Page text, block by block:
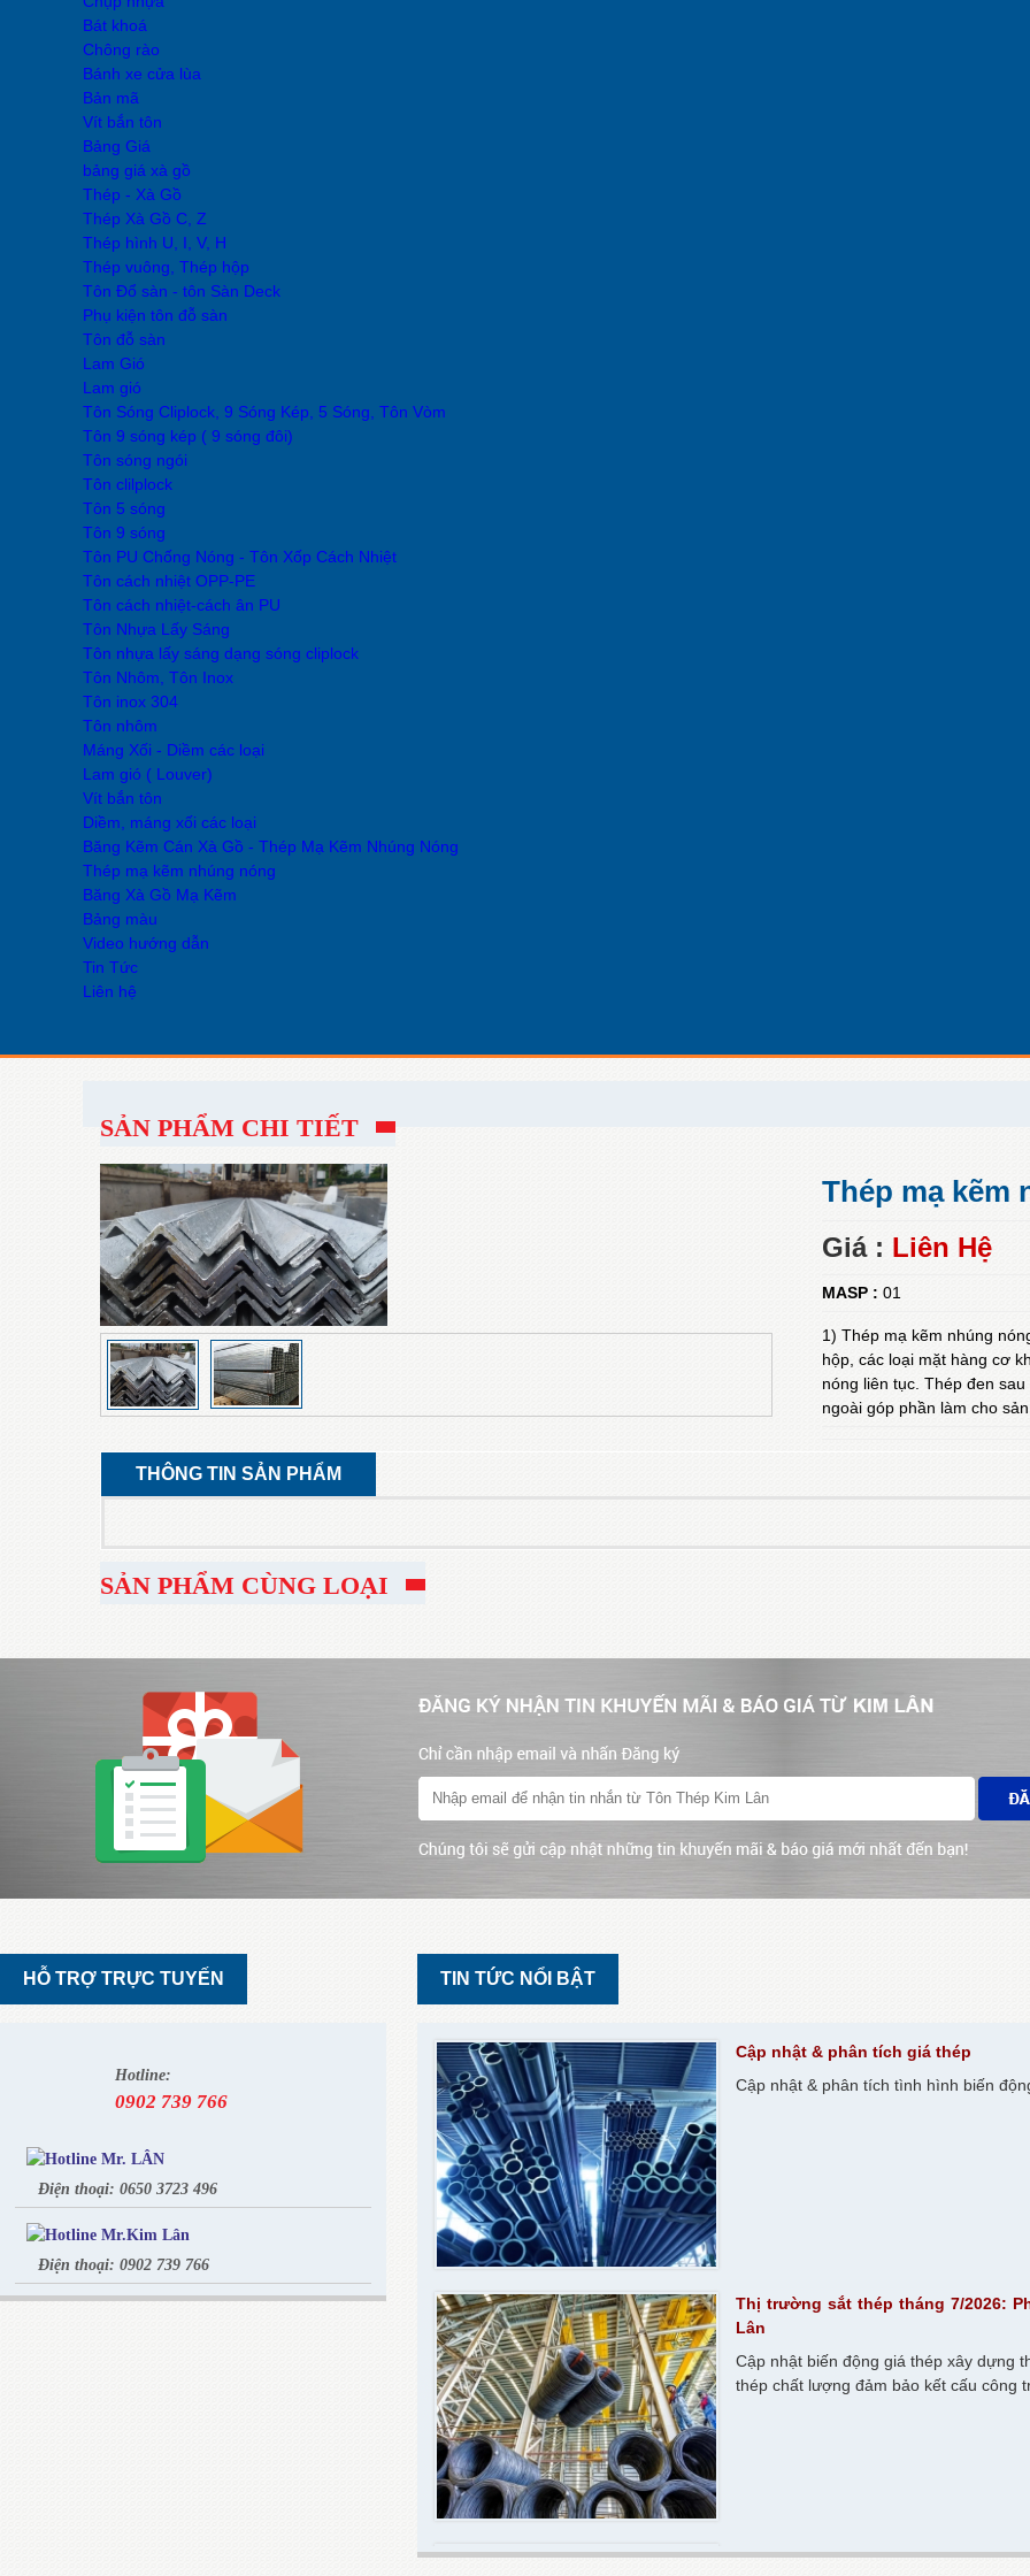
Bát khoá
Chông rào
Bánh xe cửa lùa
Bản mã
Vít bắn tôn
Bảng Giá
bảng giá xà gồ
Thép - Xà Gồ
Thép Xà Gồ C, Z
Thép hình U, I, V, H
Thép vuông, Thép hộp
Tôn Đổ sàn - tôn Sàn Deck
Phụ kiện tôn đỗ sàn
Tôn đỗ sàn
Lam Gió
Lam gió
Tôn Sóng Cliplock, 9 Sóng Kép, 5 Sóng, Tôn Vòm
Tôn 9 sóng kép ( 9 sóng đôi)
Tôn sóng ngói
Tôn clilplock
Tôn 5 sóng
Tôn 9 sóng
Tôn PU Chống Nóng - Tôn Xốp Cách Nhiệt
Tôn cách nhiệt OPP-PE
Tôn cách nhiệt-cách ân PU
Tôn Nhựa Lấy Sáng
Tôn nhựa lấy sáng dạng sóng cliplock
Tôn Nhôm, Tôn Inox
Tôn inox 304
Tôn nhôm
Máng Xối - Diềm các loại
Lam gió ( Louver)
Vít bắn tôn
Diềm, máng xối các loại
Băng Kẽm Cán Xà Gồ - Thép Mạ Kẽm Nhúng Nóng
Thép mạ kẽm nhúng nóng
Băng Xà Gồ Mạ Kẽm
Bảng màu
Video hướng dẫn
Tin Tức
Liên hệ
SẢN PHẨM CHI TIẾT
Thép mạ kẽm
Giá : Liên Hệ
MASP : 01
1) Thép mạ kẽm nhúng
hộp, các loại mặt hàng cơ
nóng liên tục. Thép đen
ngoài góp phần làm cho
THÔNG TIN SẢN PHẨM
SẢN PHẨM CÙNG LOẠI
HỖ TRỢ TRỰC TUYẾN
Hotline:
0902 739 766
Mr. LÂN
Điện thoại: 0650 3723 496
Mr.Kim Lân
Điện thoại: 0902 739 766
TIN TỨC NỔI BẬT
Cập nhật & phân tích giá thép
Cập nhật & phân tích tình hình biến
Thị trường sắt thép tháng 7/2026:
Lân
Cập nhật biến động giá thép xây dựng
thép chất lượng đảm bảo kết cấu công
Giá Tôn Sàn Deck Tháng 8/2026 Có